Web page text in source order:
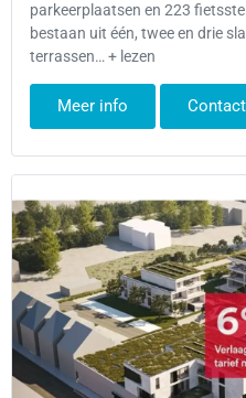
parkeerplaatsen en 223
bestaan uit één, twee en drie
terrassen… + lezen
Meer info Contact